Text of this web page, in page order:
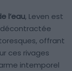
l’eau, Leven est
offrant
ces rivages
intemporel